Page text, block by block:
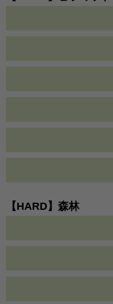
【HARD】森林